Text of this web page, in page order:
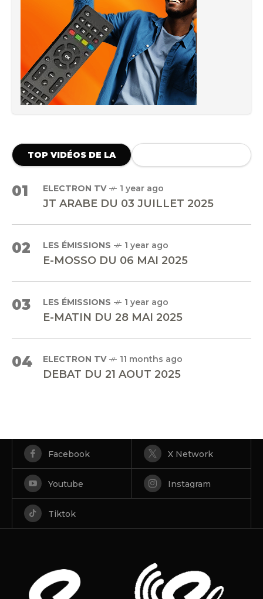
TOP VIDÉOS DE LA
01 ELECTRON TV 1 year ago
JT ARABE DU 03 JUILLET 2025
02 LES ÉMISSIONS 1 year ago
E-MOSSO DU 06 MAI 2025
03 LES ÉMISSIONS 1 year ago
E-MATIN DU 28 MAI 2025
04 ELECTRON TV 11 months ago
DEBAT DU 21 AOUT 2025
Facebook X Network
Youtube Instagram
Tiktok